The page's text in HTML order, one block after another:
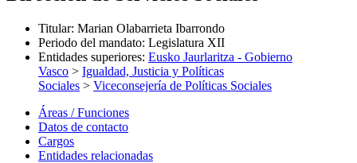
Titular: Marian Olabarrieta Ibarrondo
Periodo del mandato: Legislatura XII
Entidades superiores: Eusko Jaurlaritza - Gobierno
Vasco > Igualdad, Justicia y Políticas
Sociales > Viceconsejería de Políticas Sociales
Áreas / Funciones
Datos de contacto
Cargos
Entidades relacionadas